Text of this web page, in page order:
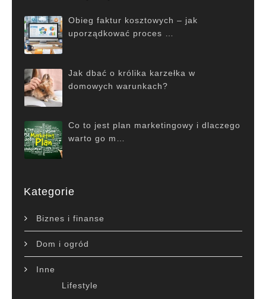
Obieg faktur kosztowych – jak
uporządkować proces …
Jak dbać o królika karzełka w
domowych warunkach?
Co to jest plan marketingowy i dlaczego
warto go m…
Kategorie
Biznes i finanse
Dom i ogród
Inne
Lifestyle